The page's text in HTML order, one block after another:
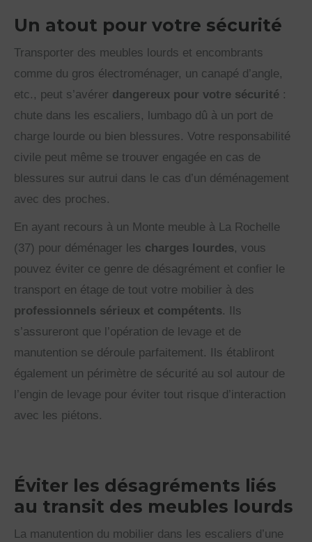
Un atout pour votre sécurité
Transporter des meubles lourds et encombrants
comme du gros électroménager, un canapé d’angle,
etc., peut s’avérer dangereux pour votre sécurité :
chute dans les escaliers, lumbago dû à un port de
charge lourde ou bien blessures. Votre responsabilité
civile peut même se trouver engagée en cas de
blessures sur autrui dans le cas d’un déménagement
avec des proches.
En ayant recours à un Monte meuble à La Rochelle
(37) pour déménager les charges lourdes, vous
pouvez éviter ce genre de désagrément et confier le
transport en étage de tout votre mobilier à des
professionnels sérieux et compétents. Ils
s’assureront que l’opération de levage et de
manutention se déroule parfaitement. Ils établiront
également un périmètre de sécurité au sol autour de
l’engin de levage pour éviter tout risque d’interaction
avec les piétons.
Éviter les désagréments liés
au transit des meubles lourds
La manutention du mobilier dans les escaliers d’une